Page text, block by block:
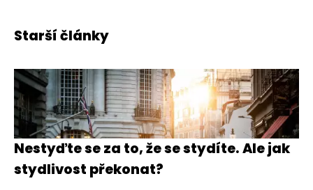
Starší články
Nestyďte se za to, že se stydíte. Ale jak
stydlivost překonat?